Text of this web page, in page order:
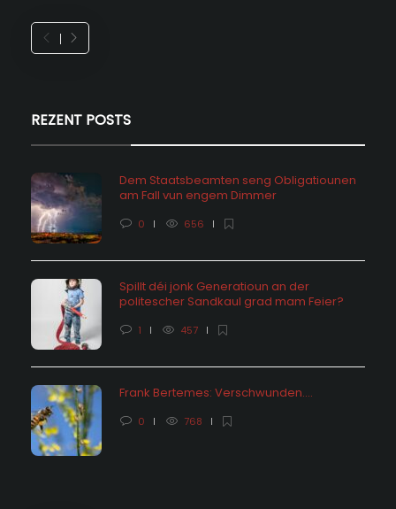
REZENT POSTS
Dem Staatsbeamten seng Obligatiounen
am Fall vun engem Dimmer
0 656
Spillt déi jonk Generatioun an der
politescher Sandkaul grad mam Feier?
1 457
Frank Bertemes: Verschwunden….
0 768